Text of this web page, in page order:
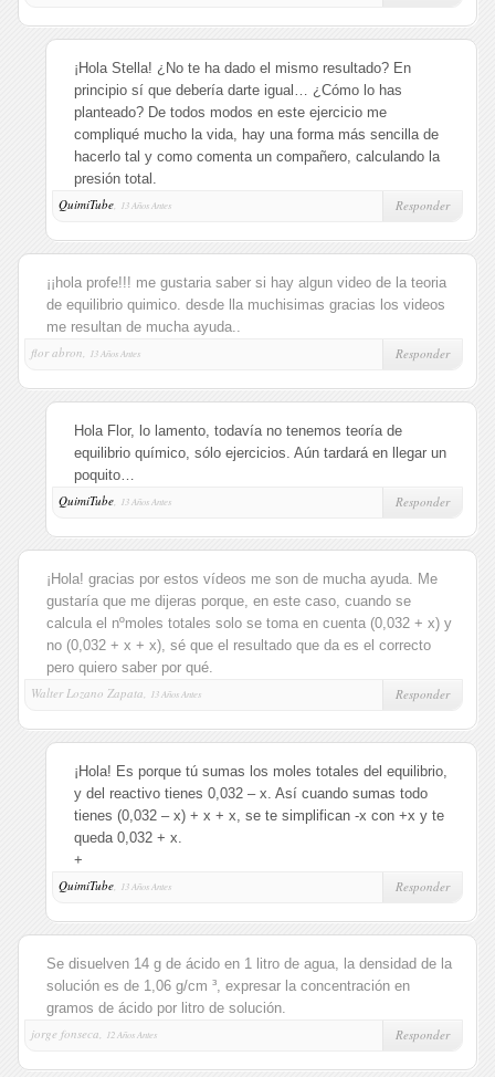
¡Hola Stella! ¿No te ha dado el mismo resultado? En
principio sí que debería darte igual… ¿Cómo lo has
planteado? De todos modos en este ejercicio me
compliqué mucho la vida, hay una forma más sencilla de
hacerlo tal y como comenta un compañero, calculando la
presión total.
QuimiTube, 13 Años Antes Responder
¡¡hola profe!!! me gustaria saber si hay algun video de la teoria
de equilibrio quimico. desde lla muchisimas gracias los videos
me resultan de mucha ayuda..
flor abron,
13 Años Antes Responder
Hola Flor, lo lamento, todavía no tenemos teoría de
equilibrio químico, sólo ejercicios. Aún tardará en llegar un
poquito…
QuimiTube, 13 Años Antes Responder
¡Hola! gracias por estos vídeos me son de mucha ayuda. Me
gustaría que me dijeras porque, en este caso, cuando se
calcula el nºmoles totales solo se toma en cuenta (0,032 + x) y
no (0,032 + x + x), sé que el resultado que da es el correcto
pero quiero saber por qué.
Walter Lozano Zapata,
13 Años Antes Responder
¡Hola! Es porque tú sumas los moles totales del equilibrio,
y del reactivo tienes 0,032 – x. Así cuando sumas todo
tienes (0,032 – x) + x + x, se te simplifican -x con +x y te
queda 0,032 + x.
+
QuimiTube, 13 Años Antes Responder
Se disuelven 14 g de ácido en 1 litro de agua, la densidad de la
solución es de 1,06 g/cm ³, expresar la concentración en
gramos de ácido por litro de solución.
jorge fonseca,
12 Años Antes Responder